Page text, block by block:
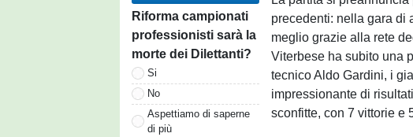
Riforma campionati
professionisti sarà la
morte dei Dilettanti?
Si
No
Aspettiamo di saperne
di più
precedenti: nella gara di
meglio grazie alla rete
Viterbese ha subito una
tecnico Aldo Gardini, i
impressionante di
sconfitte, con 7 vittorie e